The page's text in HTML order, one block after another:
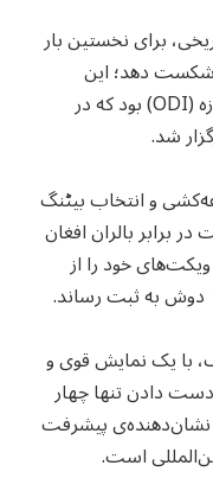
برای نخستین بار
شکست دهد؛ این
مسابقه بخشی از سری مسابقات یک‌روزه (ODI) بود که در
شد.
و انتخاب بیٹنگ
برابر بالران افغان
خود را از
با یک نمایش قوی و
۲۶ اوور و با از دست دادن تنها چهار
پیشرفت
است.